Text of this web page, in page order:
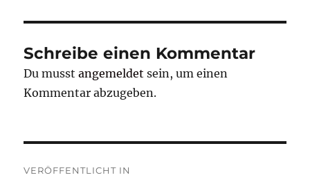
Schreibe einen Kommentar
Du musstangemeldet sein, um einen
Kommentar abzugeben.
VERÖFFENTLICHT IN